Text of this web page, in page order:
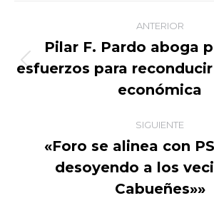
Navegación
entre
publicaciones
ANTERIOR
anterior:
Pilar F. Pardo aboga
esfuerzos para
económica
SIGUIENTE
siguiente:
«Foro se alinea con
desoyendo a los
Cabueñes»»